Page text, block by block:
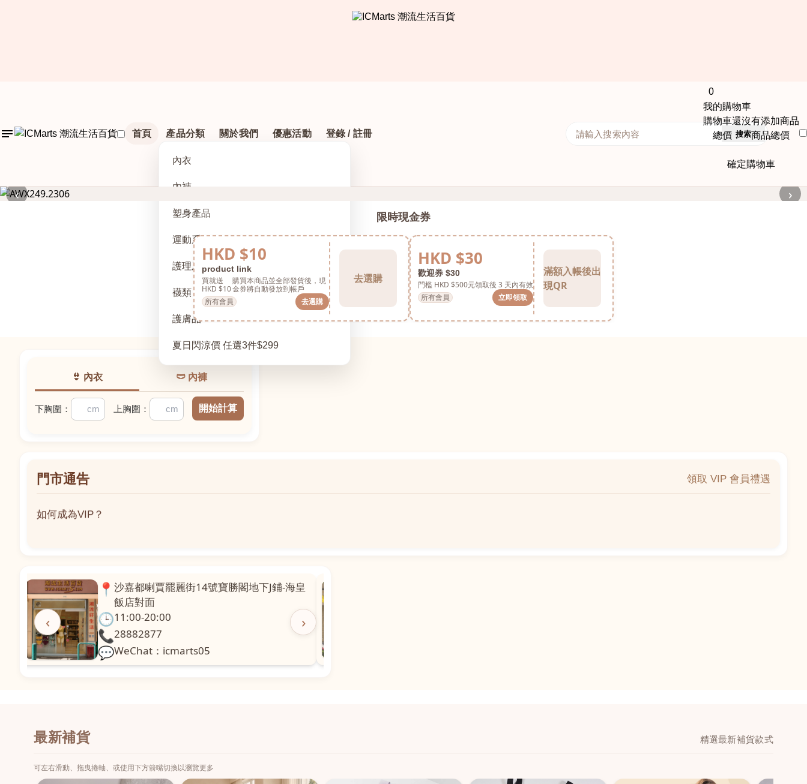
首頁 產品分類
內衣
內褲
塑身產品
運動系列
護理及配件
襪類
護膚品
夏日閃涼價 任選3件$299
關於我們 優惠活動 登錄 / 註冊
0
我的購物車
購物車還沒有添加商品
總價： 商品總價
確定購物車
搜索
‹ ›
限時現金券
HKD $10
product link
買就送
HKD $10
購買本商品並全部發貨後，現
金券將自動發放到帳戶
所有會員
去選購
去選購
HKD $30
歡迎券 $30
門檻 HKD $500元領取後 3 天內有效
所有會員
立即領取
滿額入帳後出
現QR
👙 內衣 🩲 內褲
下胸圍： 上胸圍： 開始計算
門市通告
領取 VIP 會員禮遇
如何成為VIP？
‹ ›
📍澳門啤利喇街121號珍興樓L1舖 粵華廣場對
面
🕒11:00-20:00
📞28331971
💬WeChat：icmarts02
最新補貨 精選最新補貨款式
可左右滑動、拖曳捲軸、或使用下方箭嘴切換以瀏覽更多